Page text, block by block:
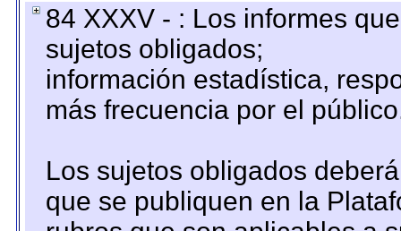
84 XXXV - : Los informes
sujetos obligados;
información estadística,
más frecuencia por el
Los sujetos obligados
que se publiquen en la